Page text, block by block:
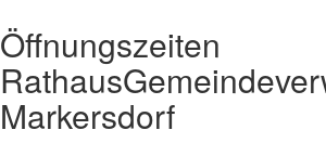
Öffnungszeiten
Rathaus
Markersdorf